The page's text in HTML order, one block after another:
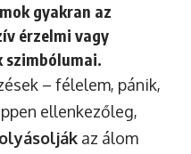
gyakran az
érzelmi vagy
szimbólumai.
– félelem, pánik,
ellenkezőleg,
az álom